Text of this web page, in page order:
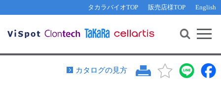
タカラバイオTOP 販売店様TOP English
機能解析・サイレンシング
その他 ライセンスに関するご相談
遺伝子組換え生物該当製品
研究支援ツール
Cut-Site Navigator 制限酵素切断サイトの検索
In-Fusion Cloning プライマー設計
お問い合わせ WEB会員登録
カタログの見方